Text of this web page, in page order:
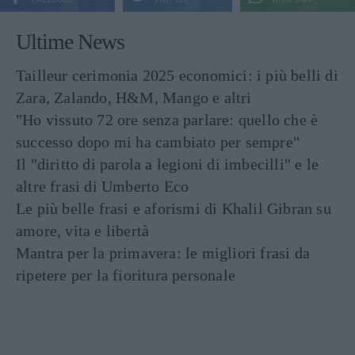
Ultime News
Tailleur cerimonia 2025 economici: i più belli di
Zara, Zalando, H&M, Mango e altri
"Ho vissuto 72 ore senza parlare: quello che è
successo dopo mi ha cambiato per sempre"
Il "diritto di parola a legioni di imbecilli" e le
altre frasi di Umberto Eco
Le più belle frasi e aforismi di Khalil Gibran su
amore, vita e libertà
Mantra per la primavera: le migliori frasi da
ripetere per la fioritura personale